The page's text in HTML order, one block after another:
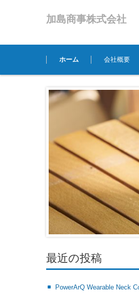
加島商事株式会社
コンテンツに移動
ホーム
会社概要
最近の投稿
PowerArQ Wearable Neck